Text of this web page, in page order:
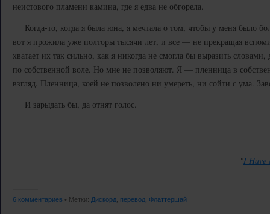
неистового пламени камина, где я едва не обгорела.
Когда-то, когда я была юна, я мечтала о том, чтобы у меня было
вот я прожила уже полторы тысячи лет, и все — не прекращая
хватает их так сильно, как я никогда не смогла бы выразить
по собственной воле. Но мне не позволяют. Я — пленница в
взгляд. Пленница, коей не позволено ни умереть, ни сойти с ума.
И зарыдать бы, да отнят голос.
"I Have
6 комментариев • Метки: Дискорд перевод Флаттершай